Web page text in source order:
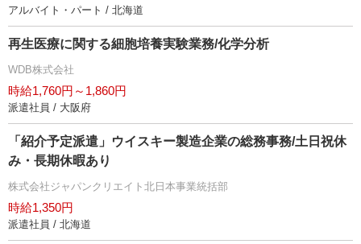
アルバイト・パート / 北海道
再生医療に関する細胞培養実験業務/化学分析
WDB株式会社
時給1,760円～1,860円
派遣社員 / 大阪府
「紹介予定派遣」ウイスキー製造企業の総務事務/土日祝休
み・長期休暇あり
株式会社ジャパンクリエイト北日本事業統括部
時給1,350円
派遣社員 / 北海道